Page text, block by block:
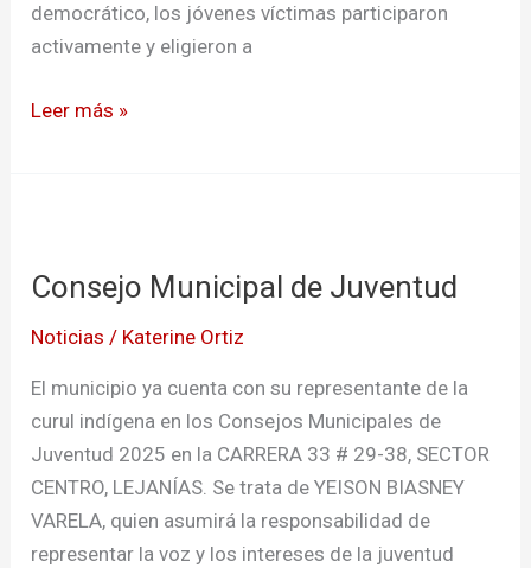
democrático, los jóvenes víctimas participaron
activamente y eligieron a
Leer más »
Consejo Municipal de Juventud
Noticias / Katerine Ortiz
El municipio ya cuenta con su representante de la
curul indígena en los Consejos Municipales de
Juventud 2025 en la CARRERA 33 # 29-38, SECTOR
CENTRO, LEJANÍAS. Se trata de YEISON BIASNEY
VARELA, quien asumirá la responsabilidad de
representar la voz y los intereses de la juventud
de